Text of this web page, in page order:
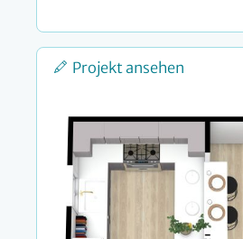
Projekt ansehen